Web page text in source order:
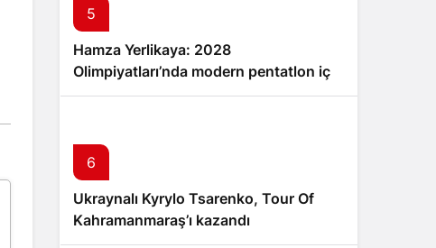
5
Hamza Yerlikaya: 2028
Olimpiyatları’nda modern pentatlon için
büyük hedefler
6
Ukraynalı Kyrylo Tsarenko, Tour Of
Kahramanmaraş’ı kazandı